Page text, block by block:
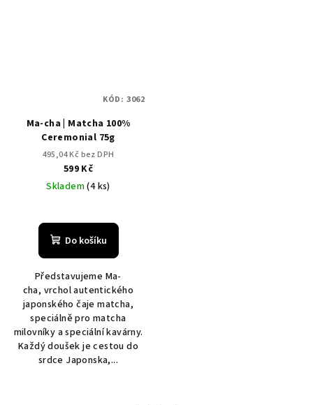
Ma-cha | Matcha 100%
Ceremonial 75g
495,04 Kč bez DPH
599 Kč
Skladem(4 ks)
Do košíku
Představujeme Ma-
cha, vrchol autentického
japonského čaje matcha,
speciálně pro matcha
milovníky a speciální kavárny.
Každý doušek je cestou do
srdce Japonska,...
KÓD: 3062